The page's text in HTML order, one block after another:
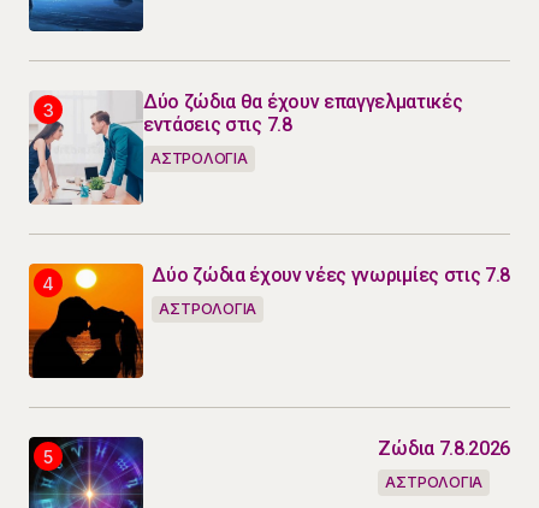
Δύο ζώδια θα έχουν επαγγελματικές
εντάσεις στις 7.8
ΑΣΤΡΟΛΟΓΙΑ
Δύο ζώδια έχουν νέες γνωριμίες στις 7.8
ΑΣΤΡΟΛΟΓΙΑ
Ζώδια 7.8.2026
ΑΣΤΡΟΛΟΓΙΑ